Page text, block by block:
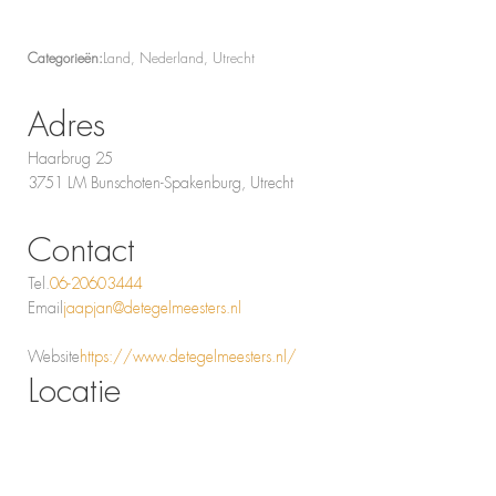
Categorieën: Land, Nederland, Utrecht
Adres
Haarbrug 25
3751 LM Bunschoten-Spakenburg, Utrecht
Contact
Tel. 06-20603444
Email jaapjan@detegelmeesters.nl
Websitehttps://www.detegelmeesters.nl/
Locatie